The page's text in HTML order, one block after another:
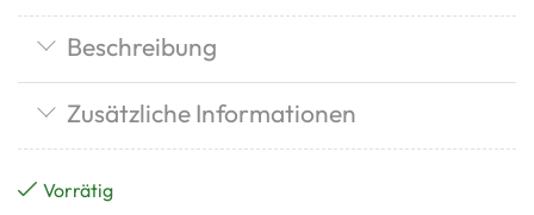
Beschreibung
Zusätzliche Informationen
Vorrätig